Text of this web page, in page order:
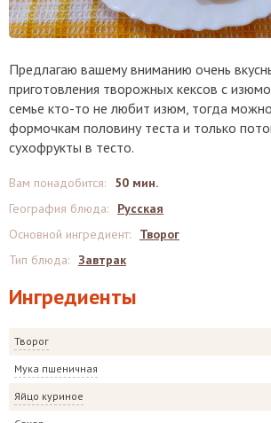
Предлагаю вашему вниманию очень
приготовления творожных кексов с
семье кто-то не любит изюм, тогда
формочкам половину теста и только
сухофрукты в тесто.
Ингредиенты
Творог
Мука пшеничная
Яйцо куриное
Вам понадобится:
50 мин.
География блюда:
Русская
Основной ингредиент:
Творог
Тип блюда: Завтрак